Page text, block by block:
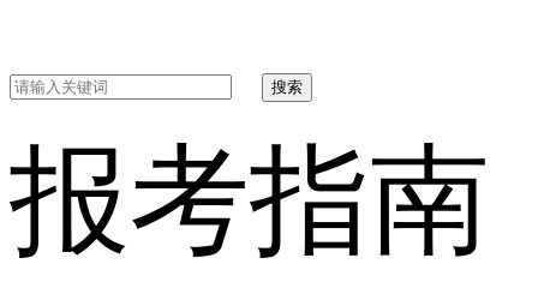
搜索
报考指南